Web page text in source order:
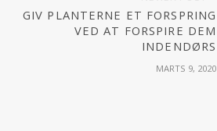
GIV PLANTERNE ET FORSPRING
VED AT FORSPIRE DEM
INDENDØRS
MARTS 9, 2020